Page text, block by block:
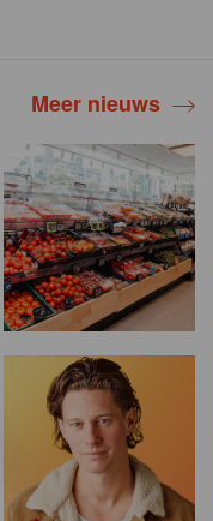
Meer nieuws